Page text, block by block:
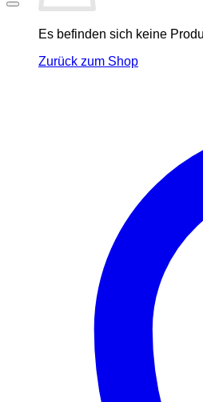
Es befinden sich keine
Zurück zum Shop